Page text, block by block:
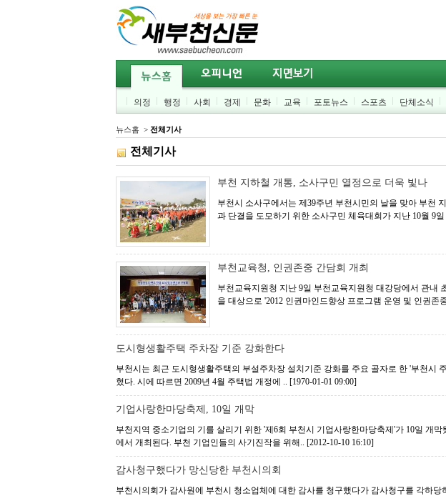
의정 행정 사회 경제 문화 교육 포토뉴스 스포츠 단체소식
뉴스홈 > 전체기사
전체기사
부천 지하철 개통, 소사구민 열정으로 더욱 빛나
부천시 소사구에서는 제39주년 부천시민의 날을 맞아 부천
과 단결을 도모하기 위한 소사구민 체육대회가 지난 10월 9일
부천교육청, 인권존중 간담회 개최
부천교육지원청 지난 9일 부천교육지원청 대강당에서 관내
을 대상으로 '2012 인권마인드향상 프로그램 운영 및 인권존
도시형생활주택 주차장 기준 강화한다
부천시는 최근 도시형생활주택의 부설주차장 설치기준 강화를 주요 골자로 한 '부천시
혔다. 시에 따르면 2009년 4월 주택법 개정에 .. [1970-01-01 09:00]
기업사랑한마당축제, 10일 개막
부천지역 중소기업의 기를 살리기 위한 '제6회 부천시 기업사랑한마당축제'가 10일 개
에서 개최된다. 부천 기업인들의 사기진작을 위해.. [2012-10-10 16:10]
감사청구했다가 망신당한 부천시의회
부천시의회가 감사원에 부천시 청소업체에 대한 감사를 청구했다가 감사청구를 각하당